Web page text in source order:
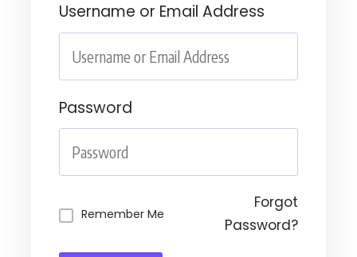
Username or Email Address
Password
Remember Me
Forgot
Password?